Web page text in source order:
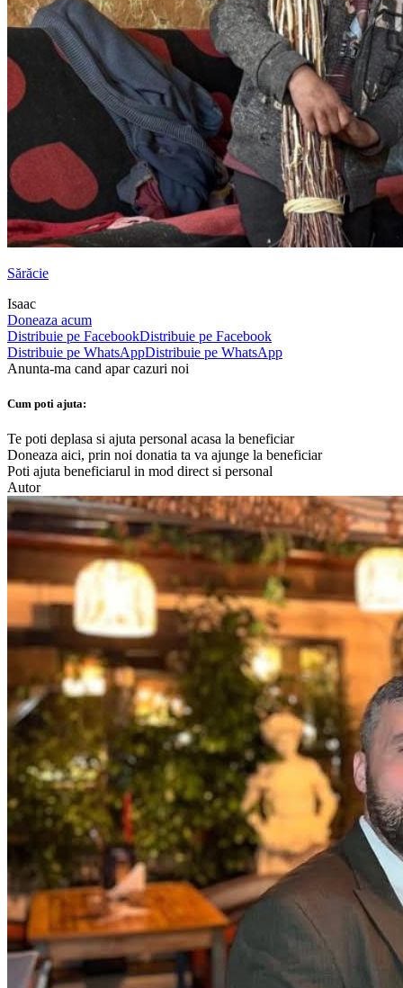
Sărăcie
Isaac
Doneaza acum
Distribuie pe FacebookDistribuie pe Facebook
Distribuie pe WhatsAppDistribuie pe WhatsApp
Anunta-ma cand apar cazuri noi
Cum poti ajuta:
Te poti deplasa si ajuta personal acasa la beneficiar
Doneaza aici, prin noi donatia ta va ajunge la beneficiar
Poti ajuta beneficiarul in mod direct si personal
Autor